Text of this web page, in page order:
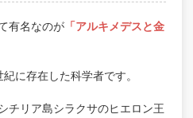
有名なのが 「アルキメデスと金
に存在した科学者です。
チリア島シラクサのヒエロン王